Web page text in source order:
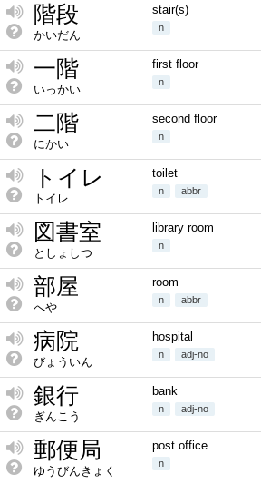
階段
かいだん
stair(s)
n
一階
いっかい
first floor
n
二階
にかい
second floor
n
トイレ
トイレ
toilet
n abbr
図書室
としょしつ
library room
n
部屋
へや
room
n abbr
病院
びょういん
hospital
n adj-no
銀行
ぎんこう
bank
n adj-no
郵便局
ゆうびんきょく
post office
n